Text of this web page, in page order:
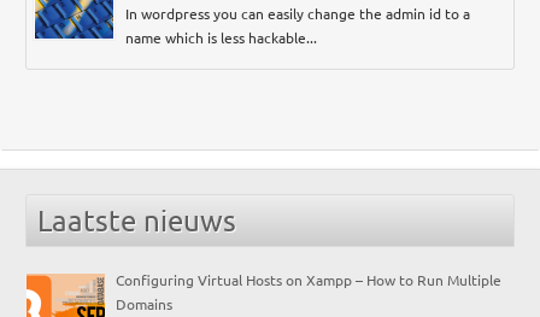
In wordpress you can easily change the admin id to a
name which is less hackable...
Laatste nieuws
Configuring Virtual Hosts on Xampp – How to Run Multiple
Domains